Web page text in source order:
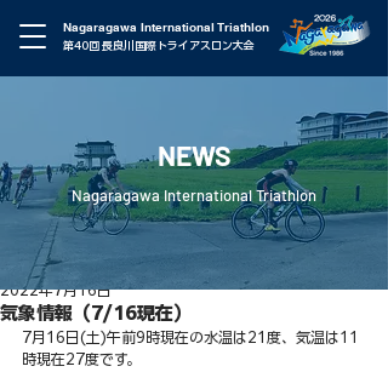
Nagaragawa International Triathlon
第40回 長良川国際トライアスロン大会
気象情報（7/16現在）
2022年7月16日
7月16日(土)午前9時現在の水温は21度、気温は11
時現在27度です。
NEWS
Nagaragawa International Triathlon